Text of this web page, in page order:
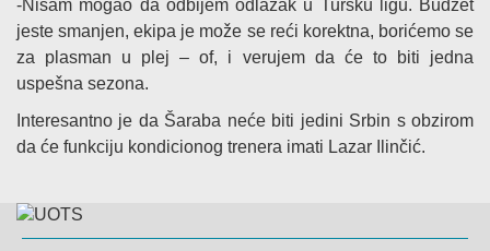
-Nisam mogao da odbijem odlazak u Tursku ligu. Budžet
jeste smanjen, ekipa je može se reći korektna, borićemo se
za plasman u plej – of, i verujem da će to biti jedna
uspešna sezona.
Interesantno je da Šaraba neće biti jedini Srbin s obzirom
da će funkciju kondicionog trenera imati Lazar Ilinčić.